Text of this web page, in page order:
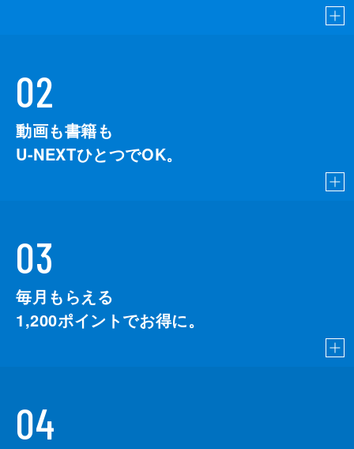
02
動画も書籍も
U-NEXTひとつでOK。
03
毎月もらえる
1,200ポイントでお得に。
04